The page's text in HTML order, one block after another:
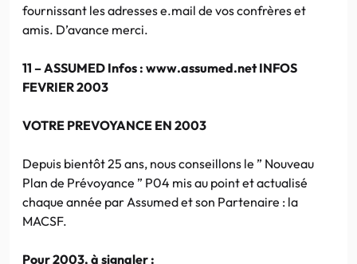
fournissant les adresses e.mail de vos confrères et
amis. D’avance merci.
11 – ASSUMED Infos : www.assumed.net INFOS
FEVRIER 2003
VOTRE PREVOYANCE EN 2003
Depuis bientôt 25 ans, nous conseillons le ” Nouveau
Plan de Prévoyance ” P04 mis au point et actualisé
chaque année par Assumed et son Partenaire : la
MACSF.
Pour 2003, à signaler :